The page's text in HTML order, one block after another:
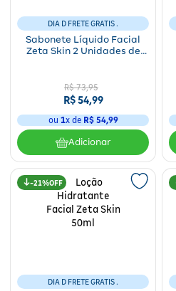
DIA D FRETE GRATIS .
Sabonete Líquido Facial
Zeta Skin 2 Unidades de
R$ 73,95
R$54,99
ou 1x de R$ 54,99
Adicionar
21%
DIA D FRETE GRATIS .
Saúde Feminina
Oftalmológicos
Saúde Masculina
Psicoativos e Hormonais
Medicamentos especiais
Cuidados com a Pele
Protetor Solar
Limpeza de pele
Cabelos
Alimentação
Bebidas
Havaianas
Papelaria
Camisas Uv
Utilidades domésticos
Nutrição esportiva
Primeiros socorros
Suplementos
Ortopédicos
Cirúrgicos
Multilaser
Positivo
Samsung
Acessórios
Ver todos
Cuidados intímos
Desodorantes
Cuidados geriátricos
Barba